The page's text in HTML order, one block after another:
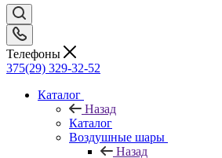
Телефоны
375(29) 329-32-52
Каталог
Назад
Каталог
Воздушные шары
Назад